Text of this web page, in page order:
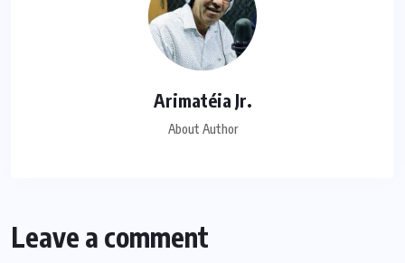
Arimatéia Jr.
About Author
Leave a comment